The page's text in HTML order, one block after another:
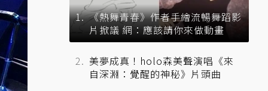
《熱舞青春》作者手繪流暢舞蹈影
片掀議 網：應該請你來做動畫
美夢成真！holo森美聲演唱《來
自深淵：覺醒的神秘》片頭曲